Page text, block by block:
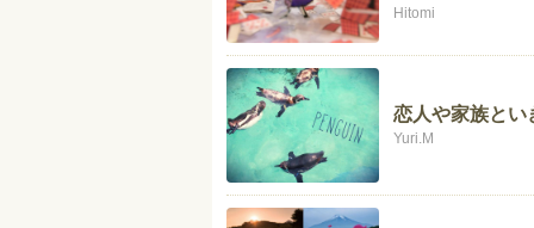
Hitomi
恋人や家族とい
Yuri.M